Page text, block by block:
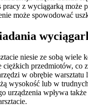
pracy z wyciągarką
może spowodować
niesie ze sobą wiele
ciężkich przedmiotów,
w obrębie
wysokość lub w
urządzenia wpływa